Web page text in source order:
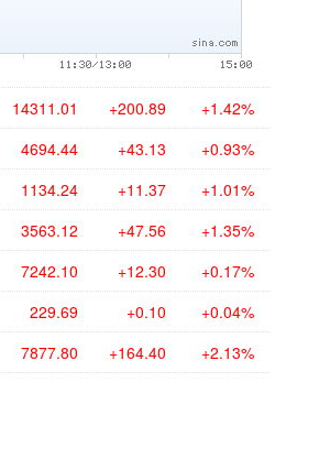
14311.01 +200.89 +1.42%
4694.44 +43.13 +0.93%
1134.24 +11.37 +1.01%
3563.12 +47.56 +1.35%
7242.10 +12.30 +0.17%
229.69 +0.10 +0.04%
7877.80 +164.40 +2.13%